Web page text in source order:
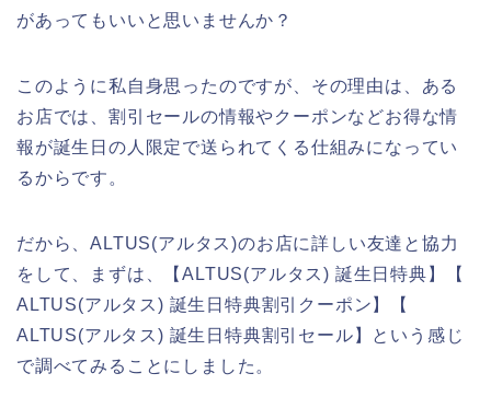
があってもいいと思いませんか？
このように私自身思ったのですが、その理由は、ある
お店では、割引セールの情報やクーポンなどお得な情
報が誕生日の人限定で送られてくる仕組みになってい
るからです。
だから、ALTUS(アルタス)のお店に詳しい友達と協力
をして、まずは、【ALTUS(アルタス) 誕生日特典】【
ALTUS(アルタス) 誕生日特典割引クーポン】【
ALTUS(アルタス) 誕生日特典割引セール】という感じ
で調べてみることにしました。